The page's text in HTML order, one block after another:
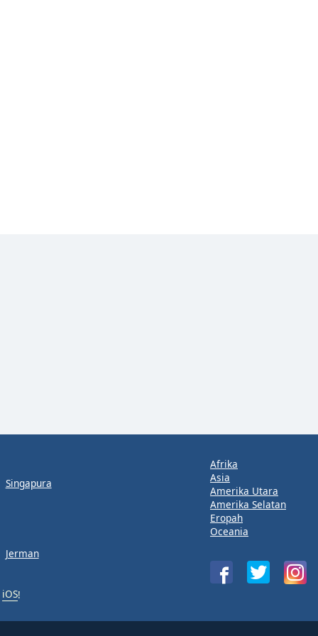
Singapura
Jerman
iOS!
Afrika
Asia
Amerika Utara
Amerika Selatan
Eropah
Oceania